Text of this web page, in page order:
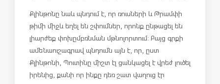
Քլինթոնը նաև պնդում է, որ ռուսների և Թրամփի
թիմի միջև եղել են շփումներ, որոնք ընթացել են
լիարժեք փոխըմբռնման մթնոլորտում: Բայց գրքի
ամենաուշագրավ պնդումն այն է, որ, ըստ
Քլինթոնի, Պուտինը միշտ էլ ցանկացել է վրեժ լուծել
իրենից, քանի որ ինքը դեռ շատ վաղուց էր